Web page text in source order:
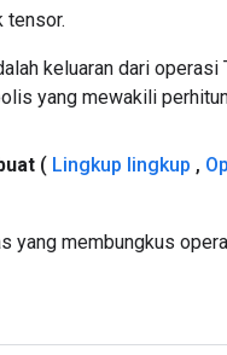
tensor.
keluaran dari
yang mewakili
( Lingkup lingkup ,
yang membungkus